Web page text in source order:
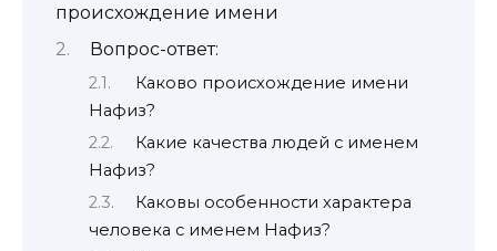
происхождение имени
Вопрос-ответ:
Каково происхождение имени
Нафиз?
Какие качества людей с именем
Нафиз?
Каковы особенности характера
человека с именем Нафиз?